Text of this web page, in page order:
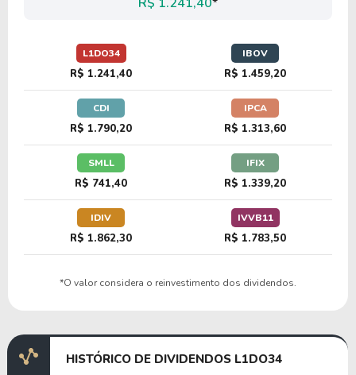
40,28 -96,99%
41,05 11,61%
158,28 1,47 0,93% 0,00%
L1DO34
R$ 1.241,40
IBOV
R$ 1.459,20
CDI
R$ 1.790,20
IPCA
R$ 1.313,60
SMLL
R$ 741,40
IFIX
R$ 1.339,20
IDIV
R$ 1.862,30
IVVB11
R$ 1.783,50
*O valor considera o reinvestimento dos dividendos.
HISTÓRICO DE DIVIDENDOS L1DO34